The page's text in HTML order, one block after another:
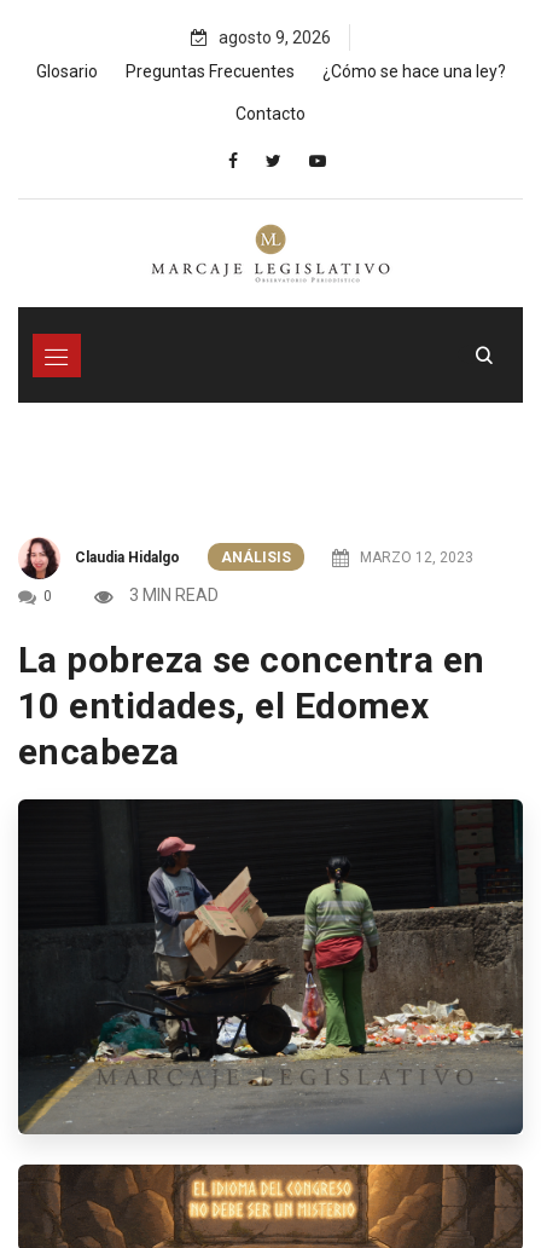
content
agosto 9, 2026
Glosario
Preguntas Frecuentes ¿Cómo se hace una ley?
Contacto
Claudia Hidalgo ANÁLISIS MARZO 12, 2023
0 3 MIN READ
La pobreza se concentra en
10 entidades, el Edomex
encabeza